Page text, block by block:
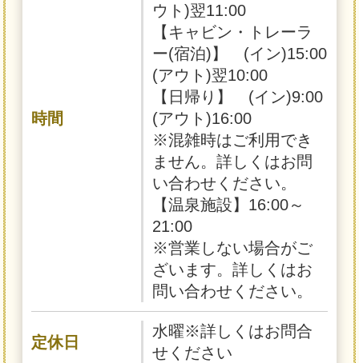
時間
ウト)翌11:00
【キャビン・トレーラ
ー(宿泊)】 (イン)15:00
(アウト)翌10:00
【日帰り】 (イン)9:00
(アウト)16:00
※混雑時はご利用でき
ません。詳しくはお問
い合わせください。
【温泉施設】16:00～
21:00
※営業しない場合がご
ざいます。詳しくはお
問い合わせください。
定休日
水曜※詳しくはお問合
せください